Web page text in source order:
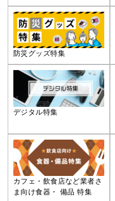
防災グッズ特集
デジタル特集
カフェ・飲食店など業者さ
ま向け食器・ 備品 特集